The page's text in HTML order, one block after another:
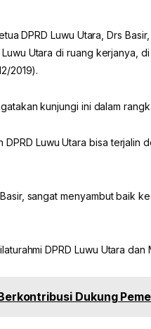
DPRD Luwu Utara, Drs
Utara di ruang kerjanya,
2019).
kunjungi ini dalam
Luwu Utara bisa terjalin
sangat menyambut baik
DPRD Luwu Utara dan
Dukung